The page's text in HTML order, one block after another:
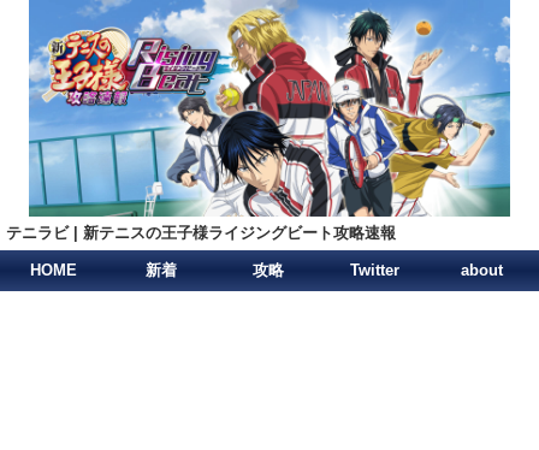
テニラビ | 新テニスの王子様ライジングビート攻略速報
HOME 新着 攻略 Twitter about